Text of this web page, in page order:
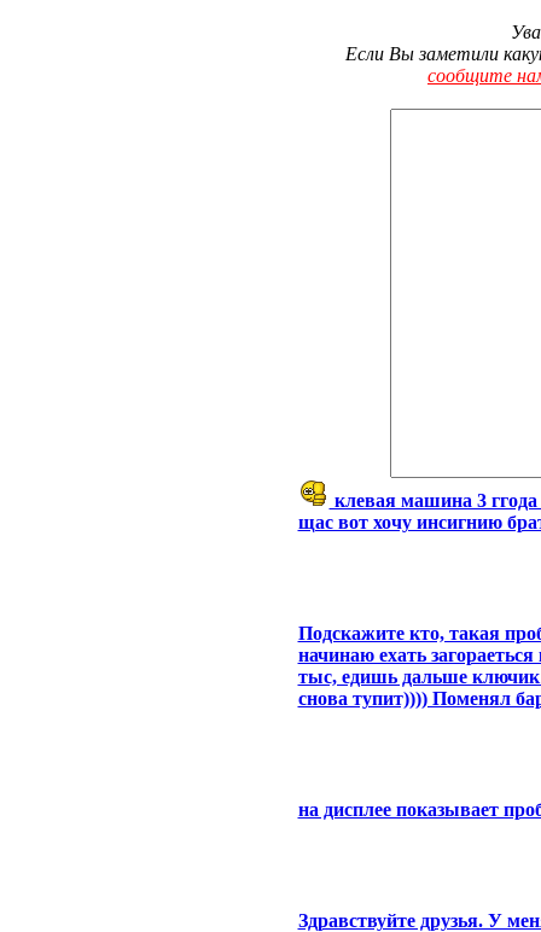
Если Вы заметили
сообщите
клевая машина 3 ггода
щас вот хочу инсигнию
Подскажите кто, такая
начинаю ехать
тыс, едишь дальше ключик
снова тупит)))) Поменял
на дисплее показывает
Здравствуйте друзья. У